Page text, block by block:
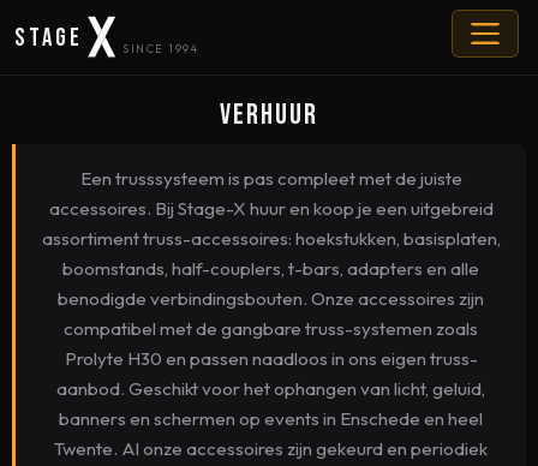
Stage SINCE 1994
Verhuur
Een trusssysteem is pas compleet met de juiste
accessoires. Bij Stage-X huur en koop je een uitgebreid
assortiment truss-accessoires: hoekstukken, basisplaten,
boomstands, half-couplers, t-bars, adapters en alle
benodigde verbindingsbouten. Onze accessoires zijn
compatibel met de gangbare truss-systemen zoals
Prolyte H30 en passen naadloos in ons eigen truss-
aanbod. Geschikt voor het ophangen van licht, geluid,
banners en schermen op events in Enschede en heel
Twente. Al onze accessoires zijn gekeurd en periodiek